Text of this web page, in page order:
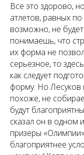
Все это здорово,
атлетов, равных по
возможно, не
понимаешь, что
их форма не
серьезное, то
как следует
форму. Но Лесуков
похоже, не
будут
сказал он в одном
призеры
благоприятнее